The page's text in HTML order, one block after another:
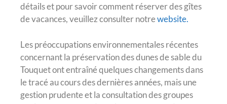
détails et pour savoir comment réserver des gîtes
de vacances, veuillez consulter notrewebsite.
Les préoccupations environnementales récentes
concernant la préservation des dunes de sable du
Touquet ont entraîné quelques changements dans
le tracé au cours des dernières années, mais une
gestion prudente et la consultation des groupes